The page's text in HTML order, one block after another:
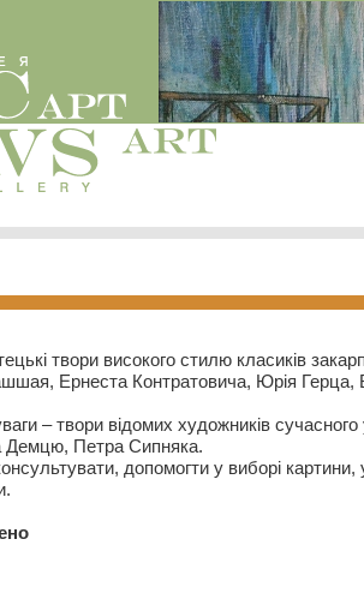
твори високого стилю класиків
Ернеста Контратовича, Юрія
– твори відомих художників
Демцю, Петра Сипняка.
допомогти у виборі картини,